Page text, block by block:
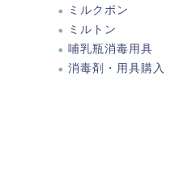
ミルクポン
ミルトン
哺乳瓶消毒用具
消毒剤・用具購入